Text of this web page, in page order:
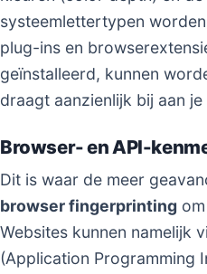
systeemlettertypen
plug-ins en
geïnstalleerd, kunnen
draagt aanzienlijk bij aan je
Browser- en API-
Dit is waar de meer
browser fingerprinting
Websites kunnen namelijk
(Application Programming